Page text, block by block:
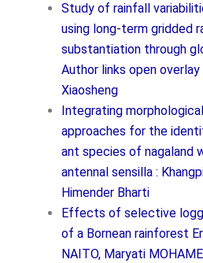
Study of rainfall
using long-term gridded
substantiation through
Author links open overlay
Xiaosheng
Integrating
approaches for the
ant species of nagaland
antennal sensilla :
Himender Bharti
Effects of selective
of a Bornean rainforest
NAITO, Maryati